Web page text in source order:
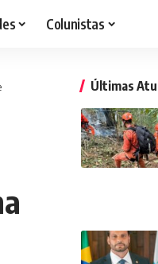
Colunistas
Últimas